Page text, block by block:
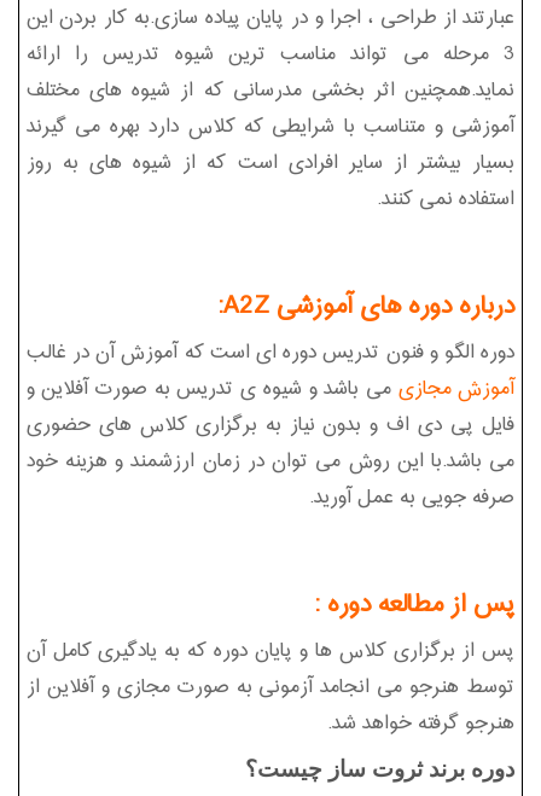
عبارتند از طراحی ، اجرا و در پایان پیاده سازی.به کار بردن این
3 مرحله می تواند مناسب ترین شیوه تدریس را ارائه
نماید.همچنین اثر بخشی مدرسانی که از شیوه های مختلف
آموزشی و متناسب با شرایطی که کلاس دارد بهره می گیرند
بسیار بیشتر از سایر افرادی است که از شیوه های به روز
استفاده نمی کنند.
درباره دوره های آموزشی A2Z:
دوره الگو و فنون تدریس دوره ای است که آموزش آن در غالب
آموزش مجازی می باشد و شیوه ی تدریس به صورت آفلاین و
فایل پی دی اف و بدون نیاز به برگزاری کلاس های حضوری
می باشد.با این روش می توان در زمان ارزشمند و هزینه خود
صرفه جویی به عمل آورید.
پس از مطالعه دوره :
پس از برگزاری کلاس ها و پایان دوره که به یادگیری کامل آن
توسط هنرجو می انجامد آزمونی به صورت مجازی و آفلاین از
هنرجو گرفته خواهد شد.
دوره برند ثروت ساز چیست؟